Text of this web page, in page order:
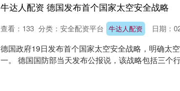
牛达人配资 德国发布首个国家太空安全战略
牛达人配资 日期：
查看： 133 分类： 安全配资平台
德国政府19日发布首个国家太空安全战略，明确太
一。 德国国防部当天发布公报说，该战略包括三个